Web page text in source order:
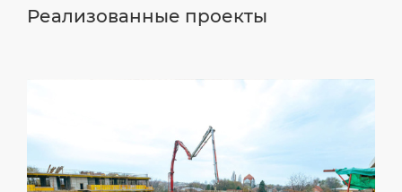
Реализованные проекты